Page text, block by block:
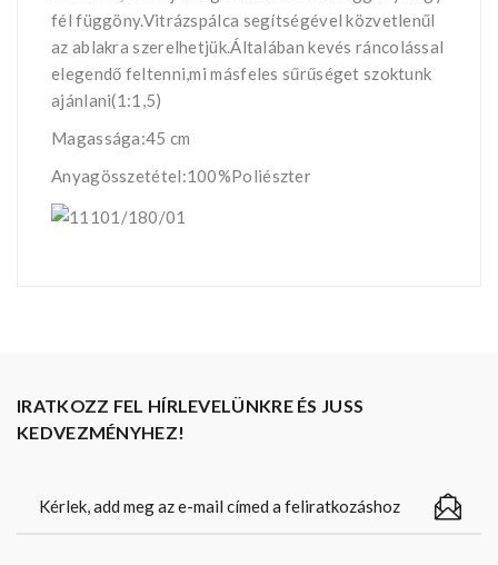
fél függöny.Vitrázspálca segítségével közvetlenűl
az ablakra szerelhetjük.Általában kevés ráncolással
elegendő feltenni,mi másfeles sűrűséget szoktunk
ajánlani(1:1,5)
Magassága:45 cm
Anyagösszetétel:100%Poliészter
IRATKOZZ FEL HÍRLEVELÜNKRE ÉS JUSS
KEDVEZMÉNYHEZ!